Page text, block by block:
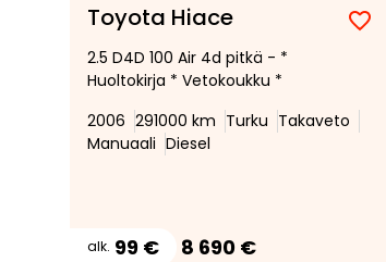
Toyota Hiace
2.5 D4D 100 Air 4d pitkä - *
Huoltokirja * Vetokoukku *
2006 291000 km Turku Takaveto
Manuaali Diesel
alk. 99 € 8 690 €